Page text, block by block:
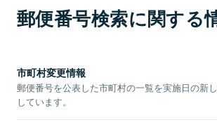
郵便番号検索に関する
市町村変更情報
郵便番号を公表した市町村の一覧を実施日の新
しています。